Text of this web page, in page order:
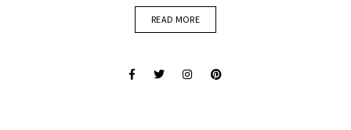
READ MORE